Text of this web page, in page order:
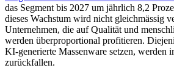
das Segment bis 2027 um jährlich 8,2
dieses Wachstum wird nicht gleichmässig
Unternehmen, die auf Qualität und
werden überproportional profitieren.
KI-generierte Massenware setzen, werden
zurückfallen.